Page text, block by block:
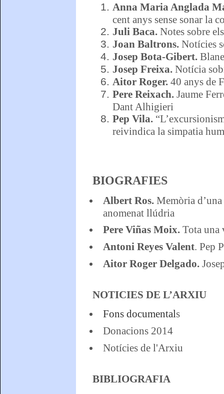
Anna Maria Anglada
cent anys sense sonar la
Juli Baca. Notes sobre
Joan Baltrons. Notícies
Josep Bota-Gibert.
Josep Freixa. Notícia
Aitor Roger. 40 anys de
Pere Reixach. Jaume
Dant Alhigieri
Pep Vila.
reivindica la simpatia
BIOGRAFIES
Albert Ros.Memòria d’una
anomenat llúdria
Pere Viñas Moix.Tota una
Antoni Reyes Valent. Pep
Aitor Roger Delgado.
NOTICIES DE L’ARXIU
Fons documentals
Donacions 2014
Notícies de l'Arxiu
BIBLIOGRAFIA